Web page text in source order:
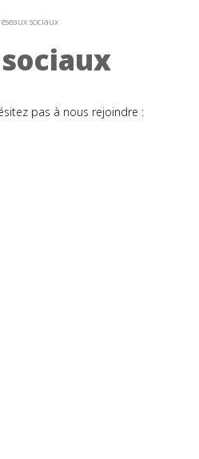
sociaux
pas à nous rejoindre :